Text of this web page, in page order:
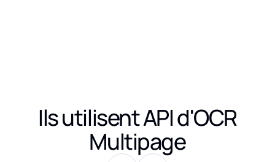
Ils utilisentAPI d'OCR
Multipage